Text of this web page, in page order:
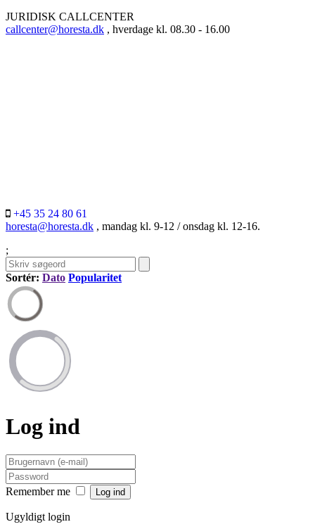
JURIDISK CALLCENTER
callcenter@horesta.dk , hverdage kl. 08.30 - 16.00
+45 35 24 80 61
horesta@horesta.dk , mandag kl. 9-12 / onsdag kl. 12-16.
;
Sortér: Dato Popularitet
Log ind
Remember me
Ugyldigt login